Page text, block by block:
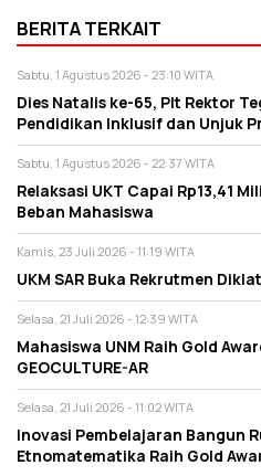
BERITA TERKAIT
Sabtu, 1 Agustus 2026 - 23:10 WITA
Dies Natalis ke-65, Plt Rektor
Pendidikan Inklusif dan Unjuk
Sabtu, 1 Agustus 2026 - 22:37 WITA
Relaksasi UKT Capai Rp13,41
Beban Mahasiswa
Kamis, 23 Juli 2026 - 11:19 WITA
UKM SAR Buka Rekrutmen
Selasa, 21 Juli 2026 - 12:39 WITA
Mahasiswa UNM Raih Gold
GEOCULTURE-AR
Selasa, 21 Juli 2026 - 11:02 WITA
Inovasi Pembelajaran Bangun
Etnomatematika Raih Gold